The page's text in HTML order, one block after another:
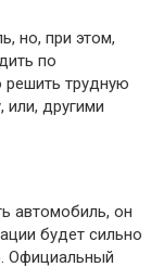
но, при этом,
по
решить трудную
или, другими
автомобиль, он
будет сильно
Официальный